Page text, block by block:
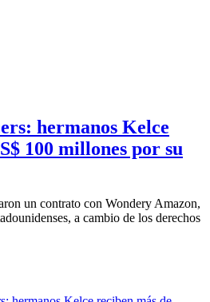
hermanos Kelce
100 millones por su
un contrato con Wondery Amazon,
a cambio de los derechos